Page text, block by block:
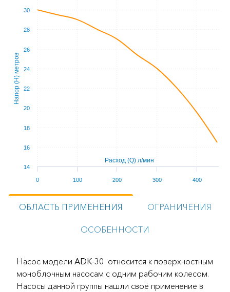
Расход (Q) л/мин
Напор (Н) метров
0 100 200 300 400
14
16
18
20
22
24
26
28
30
ОБЛАСТЬ ПРИМЕНЕНИЯ ОГРАНИЧЕНИЯ
ОСОБЕННОСТИ
Насос модели ADK-30 относится к поверхностным
моноблочным насосам с одним рабочим колесом.
Насосы данной группы нашли своё применение в